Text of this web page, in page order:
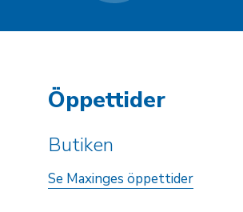
Öppettider
Butiken
Se Maxinges öppettider